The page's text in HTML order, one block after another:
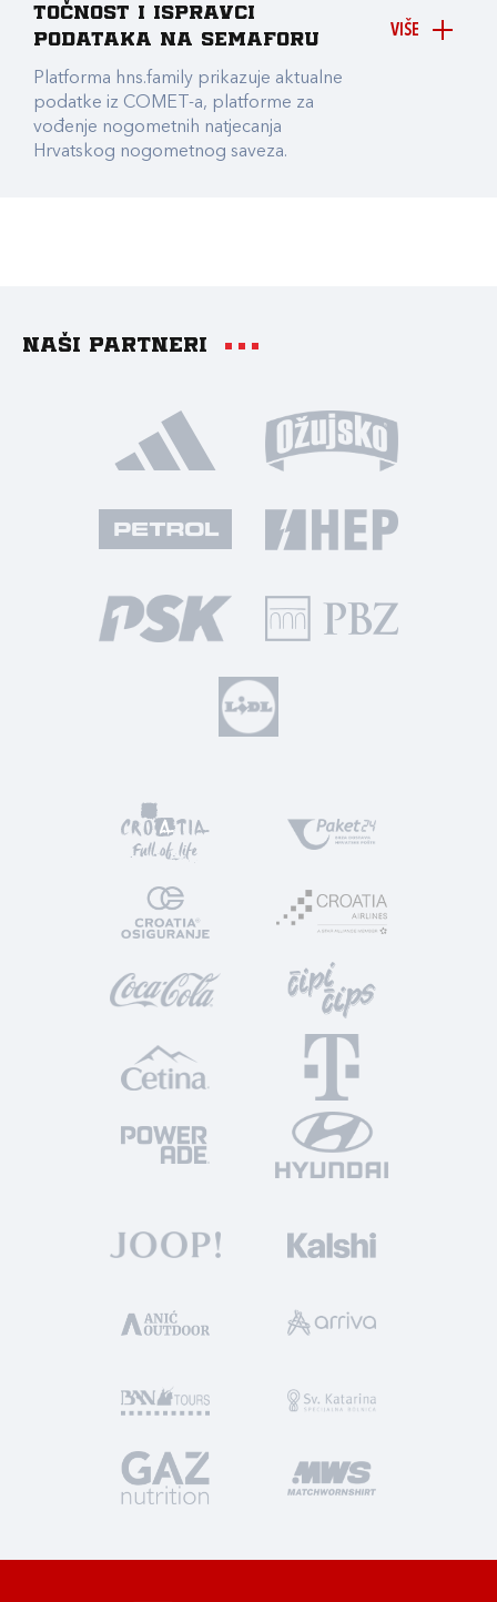
VIŠE
točnost i ispravci
podataka na Semaforu
Platforma hns.family prikazuje aktualne
podatke iz COMET-a, platforme za
vođenje nogometnih natjecanja
Hrvatskog nogometnog saveza.
Naši partneri